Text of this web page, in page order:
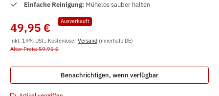
Einfache Reinigung: Mühelos sauber halten
Ausverkauft
49,95 €
inkl. 19% USt., Kostenloser Versand (innerhalb DE)
Alter Preis: 59,95 €
Benachrichtigen, wenn verfügbar